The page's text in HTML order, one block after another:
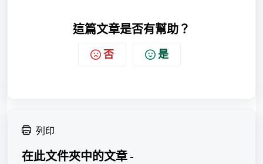
這篇文章是否有幫助？
否 是
列印
在此文件夾中的文章 -